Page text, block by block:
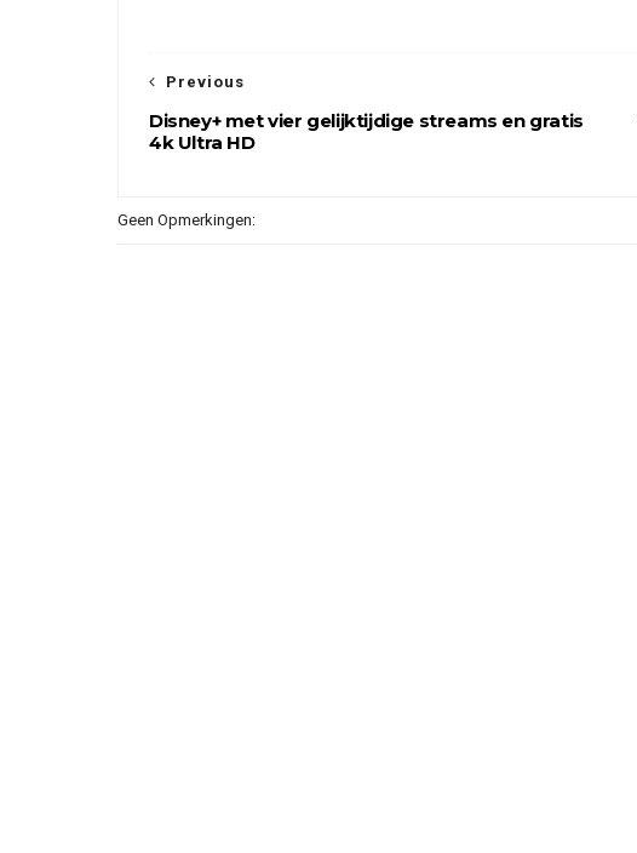
Previous
Disney+ met vier gelijktijdige streams en gratis
4k Ultra HD
Geen Opmerkingen: